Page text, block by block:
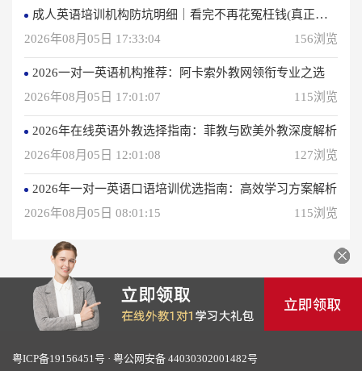
成人英语培训机构防坑明细｜看完不再花冤枉钱(真正的用户反馈)
2026年08月05日 17:33:04
156浏览
2026一对一英语机构推荐：阿卡索外教网领衔专业之选
2026年08月05日 17:01:07
115浏览
2026年在线英语外教选择指南：菲教与欧美外教深度解析
2026年08月05日 12:01:08
127浏览
2026年一对一英语口语培训优选指南：高效学习方案解析
2026年08月05日 08:01:15
115浏览
粤ICP备19156451号 · 粤公网安备 44030302001482号